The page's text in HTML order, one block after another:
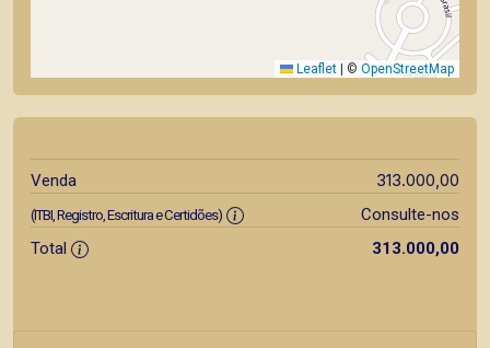
Leaflet © OpenStreetMap
Venda 313.000,00
(ITBI, Registro, Escritura e Certidões)
Consulte-nos
Total
313.000,00